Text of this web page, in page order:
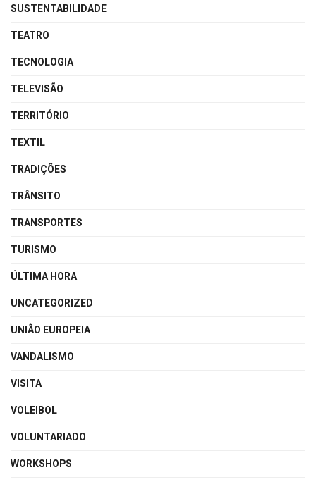
SUSTENTABILIDADE
TEATRO
TECNOLOGIA
TELEVISÃO
TERRITÓRIO
TEXTIL
TRADIÇÕES
TRÂNSITO
TRANSPORTES
TURISMO
ÚLTIMA HORA
UNCATEGORIZED
UNIÃO EUROPEIA
VANDALISMO
VISITA
VOLEIBOL
VOLUNTARIADO
WORKSHOPS